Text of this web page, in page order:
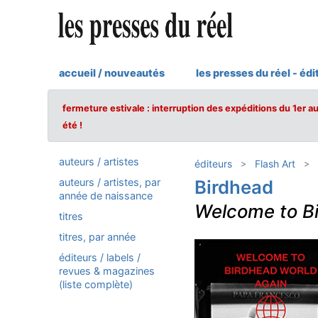
accueil / nouveautés les presses du réel -
fermeture estivale : interruption des expéditions du 1er
été !
auteurs / artistes
auteurs / artistes, par
année de naissance
titres
titres, par année
éditeurs / labels /
revues & magazines
(liste complète)
éditeurs Flash Art
Birdhead
Welcome to